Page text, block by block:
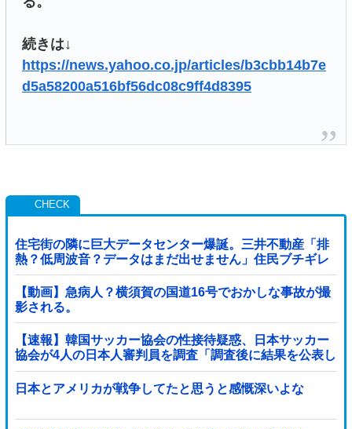
続きは↓
https://news.yahoo.co.jp/articles/b3cbb14b7e
d5a58200a516bf56dc08c9ff4d8395
住宅街の隣に巨大データセンター爆誕。三井不動産「排
熱？低周波音？データはまだ出せません」住民ブチギレ
【動画】急病人？横須賀の国道16号でおかしな事故が撮
影される。
【速報】韓国サッカー協会の性接待疑惑、日本サッカー
協会が4人の日本人審判員を調査「調査後に結果を公表し
ます」
日本とアメリカが戦争してたと思うと感慨深いよな